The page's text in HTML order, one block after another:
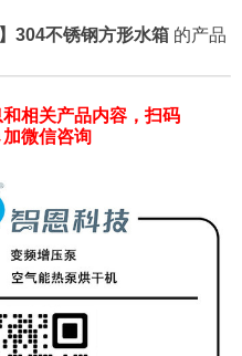
】304不锈钢方形水箱 的产品
相关产品内容，扫码
加微信咨询